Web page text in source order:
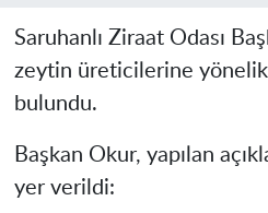
Saruhanlı Ziraat Odası
zeytin üreticilerine yönelik
bulundu.
Başkan Okur, yapılan
yer verildi: